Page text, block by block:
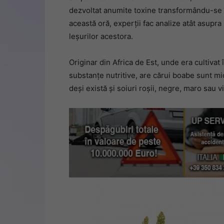
dezvoltat anumite toxine transformându-
această oră, experții fac analize atât
leșurilor acestora.
Originar din Africa de Est, unde era
substanțe nutritive, are cărui boabe sunt
deși există și soiuri roșii, negre, maro sau